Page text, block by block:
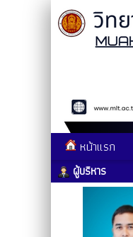
หน้าแรก
ผู้บริหาร